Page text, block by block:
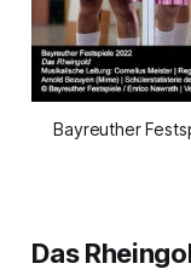
Bayreuther
Das